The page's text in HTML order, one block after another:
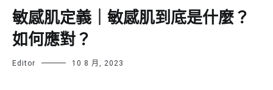
敏感肌定義｜敏感肌到底是什麼？
如何應對？
Editor 10 8 月, 2023